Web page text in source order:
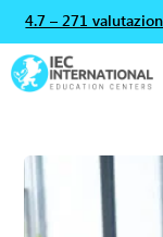
4.7 – 271